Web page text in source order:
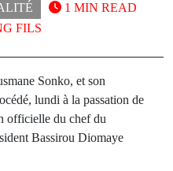
FILS
1 MIN READ
Sonko, et son
lundi à la passation de
officielle du chef du
Bassirou Diomaye